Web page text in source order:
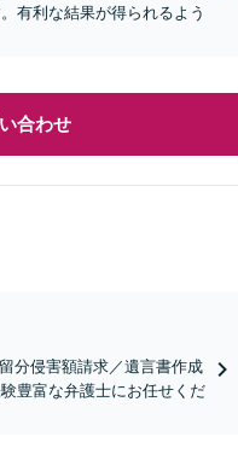
有利な結果が得られるよう
合わせ
分侵害額請求／遺言書作成
豊富な弁護士にお任せくだ